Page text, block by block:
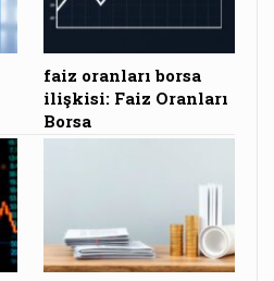
faiz oranları borsa
ilişkisi: Faiz Oranları
Borsa